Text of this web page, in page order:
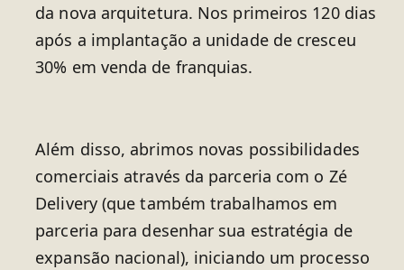
da nova arquitetura. Nos primeiros 120 dias
após a implantação a unidade de cresceu
30% em venda de franquias.
Além disso, abrimos novas possibilidades
comerciais através da parceria com o Zé
Delivery (que também trabalhamos em
parceria para desenhar sua estratégia de
expansão nacional), iniciando um processo